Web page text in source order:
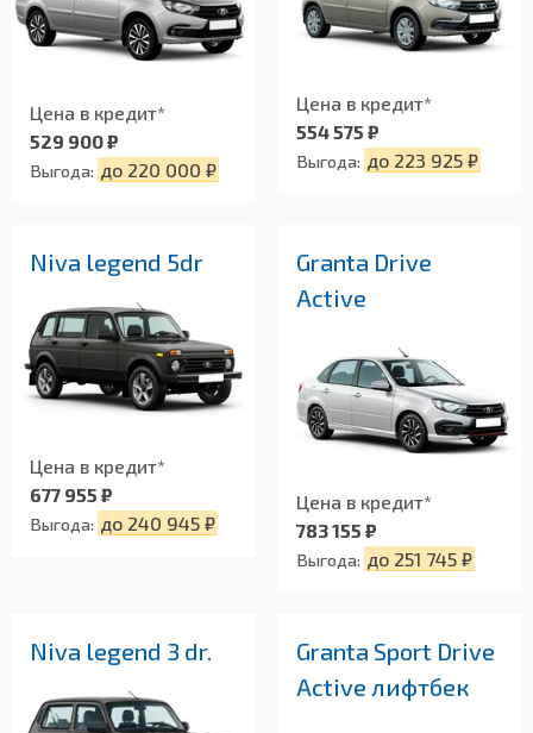
Цена в кредит*
529 900 ₽
Выгода: до 220 000 ₽
Цена в кредит*
554 575 ₽
Выгода: до 223 925 ₽
Niva legend 5dr
Цена в кредит*
677 955 ₽
Выгода: до 240 945 ₽
Granta Drive
Active
Цена в кредит*
783 155 ₽
Выгода: до 251 745 ₽
Niva legend 3 dr.
Granta Sport Drive
Active лифтбек